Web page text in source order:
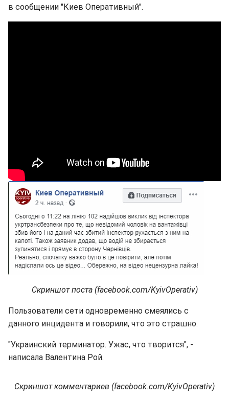
в сообщении "Киев Оперативный".
Скриншот поста (facebook.com/KyivOperativ)
Пользователи сети одновременно смеялись с
данного инцидента и говорили, что это страшно.
"Украинский терминатор. Ужас, что творится", -
написала Валентина Рой.
Скриншот комментариев (facebook.com/KyivOperativ)